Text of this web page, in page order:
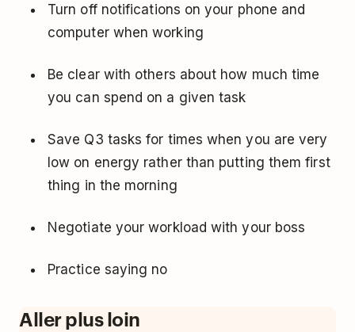
Turn off notifications on your phone and
computer when working
Be clear with others about how much time
you can spend on a given task
Save Q3 tasks for times when you are very
low on energy rather than putting them first
thing in the morning
Negotiate your workload with your boss
Practice saying no
Aller plus loin